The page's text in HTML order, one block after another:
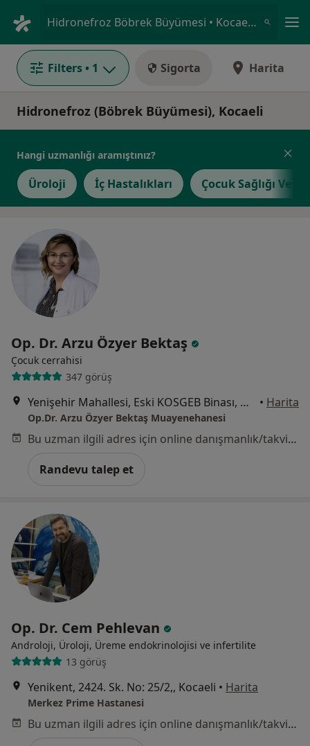
Hidronefroz Böbrek Büyümesi • Kocaeli Province, Türkiye
Filters • 1 Sigorta Harita
Hidronefroz (Böbrek Büyümesi), Kocaeli
Hangi uzmanlığı aramıştınız?
Üroloji İç Hastalıkları Çocuk Sağlığı Ve
Op. Dr. Arzu Özyer Bektaş
Çocuk cerrahisi
347 görüş
Yenişehir Mahallesi, Eski KOSGEB Binası, Demokrasi Caddesi, No:65, Kat:2, D:6, Kocaeli • Harita
Op.Dr. Arzu Özyer Bektaş Muayenehanesi
Bu uzman ilgili adres için online danışmanlık/takvim sunmuyor.
Randevu talep et
Op. Dr. Cem Pehlevan
Androloji, Üroloji, Üreme endokrinolojisi ve i̇nfertilite
13 görüş
Yenikent, 2424. Sk. No: 25/2,, Kocaeli • Harita
Merkez Prime Hastanesi
Bu uzman ilgili adres için online danışmanlık/takvim sunmuyor.